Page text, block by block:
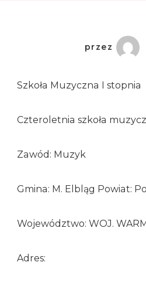
przez
Szkoła Muzyczna I stopnia
Czteroletnia szkoła
Zawód: Muzyk
Gmina: M. Elbląg Powiat:
Województwo: WOJ.
Adres: